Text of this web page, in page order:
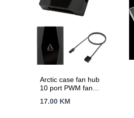
Arctic case fan hub
10 port PWM fan
17.00 KM